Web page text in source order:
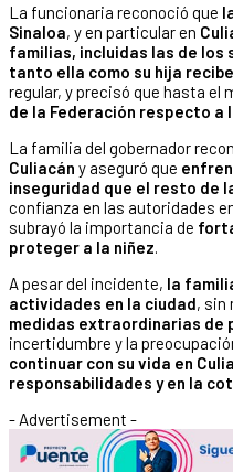
La funcionaria reconoció que
Sinaloa, y en particular en
familias, incluidas las de los
tanto ella como su hija
regular, y precisó que hasta el
de la Federación respecto a
La familia del gobernador
Culiacán y aseguró que
inseguridad que el resto de
confianza en las autoridades
subrayó la importancia de
proteger a la niñez.
A pesar del incidente, la
actividades en la ciudad, sin
medidas extraordinarias de
incertidumbre y la
continuar con su vida en
responsabilidades y en la
- Advertisement -